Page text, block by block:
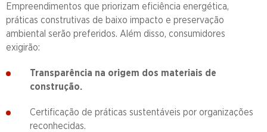
Empreendimentos que priorizam eficiência energética,
práticas construtivas de baixo impacto e preservação
ambiental serão preferidos. Além disso, consumidores
exigirão:
Transparência na origem dos materiais de
construção.
Certificação de práticas sustentáveis por organizações
reconhecidas.